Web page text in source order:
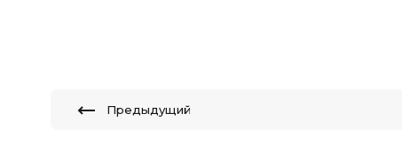
Предыдущий